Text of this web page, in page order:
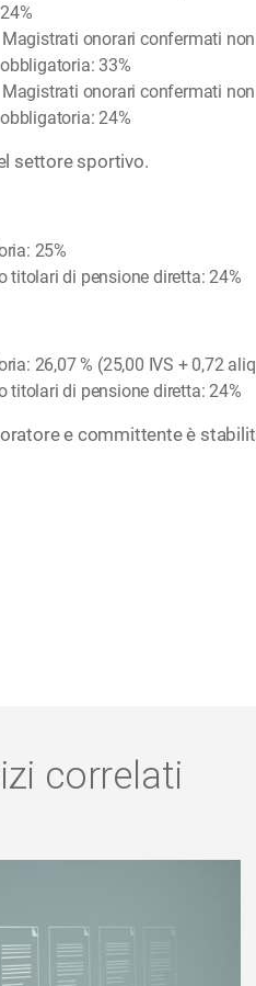
24%
Magistrati onorari confermati
obbligatoria: 33%
Magistrati onorari confermati
obbligatoria: 24%
settore sportivo.
25%
titolari di pensione diretta: 24%
26,07 % (25,00 IVS + 0,72
titolari di pensione diretta: 24%
e committente è
correlati